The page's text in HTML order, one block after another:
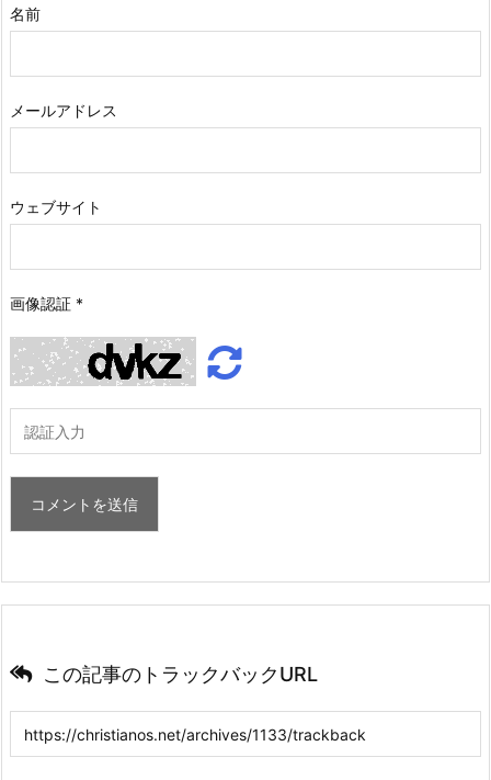
名前
メールアドレス
ウェブサイト
画像認証 *
この記事のトラックバックURL